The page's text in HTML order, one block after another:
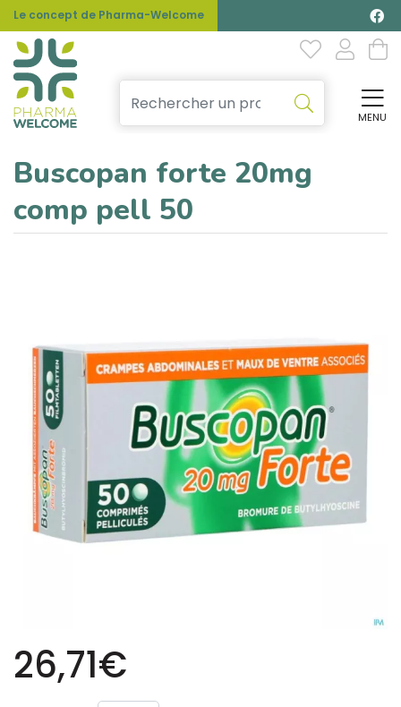
Le concept de Pharma-Welcome
MENU
Buscopan forte 20mg
comp pell 50
26,71€